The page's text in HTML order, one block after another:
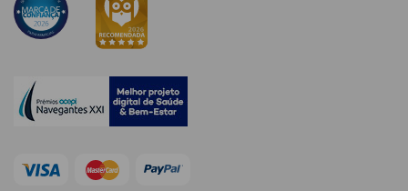
Água Termal
Esfoliantes
Lábios
Coffrets